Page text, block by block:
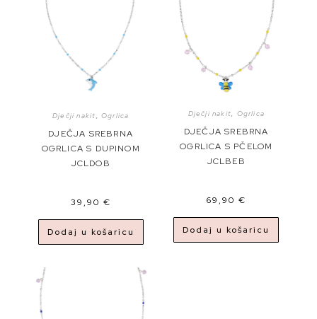
Dječji nakit, Ogrlica
DJEČJA SREBRNA
OGRLICA S DUPINOM
JCLDOB
39,90 €
Dodaj u košaricu
Dječji nakit, Ogrlica
DJEČJA SREBRNA
OGRLICA S PČELOM
JCLBEB
69,90 €
Dodaj u košaricu